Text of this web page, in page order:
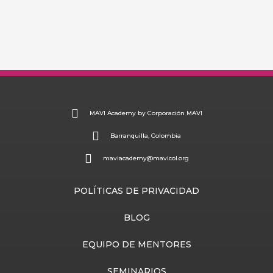
MAVI Academy by Corporación MAVI
Barranquilla, Colombia
maviacademy@mavicol.org
POLÍTICAS DE PRIVACIDAD
BLOG
EQUIPO DE MENTORES